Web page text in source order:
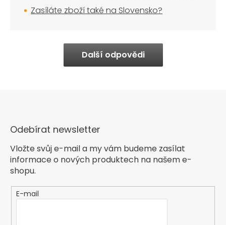
Zasíláte zboží také na Slovensko?
Další odpovědi
Odebírat newsletter
Vložte svůj e-mail a my vám budeme zasílat
informace o nových produktech na našem e-
shopu.
E-mail